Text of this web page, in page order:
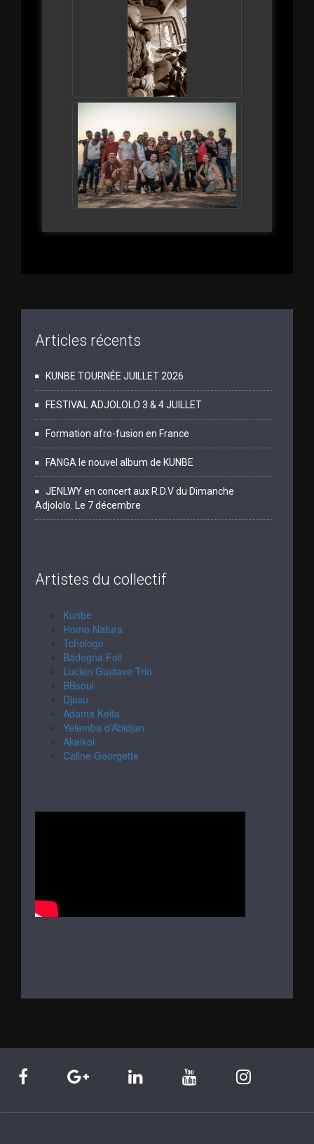
Articles récents
KUNBE TOURNÉE JUILLET 2026
FESTIVAL ADJOLOLO 3 & 4 JUILLET
Formation afro-fusion en France
FANGA le nouvel album de KUNBE
JENLWY en concert aux R.D.V du Dimanche
Adjololo. Le 7 décembre
Artistes du collectif
Kunbe
Homo Natura
Tchologo
Badegna Foli
Lucien Gustave Trio
BBsoul
Djusu
Adama Keita
Yelemba d’Abidjan
Akeikoi
Caline Georgette